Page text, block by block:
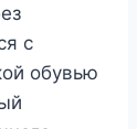
с
обувью